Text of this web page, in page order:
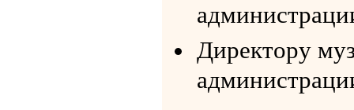
Директору